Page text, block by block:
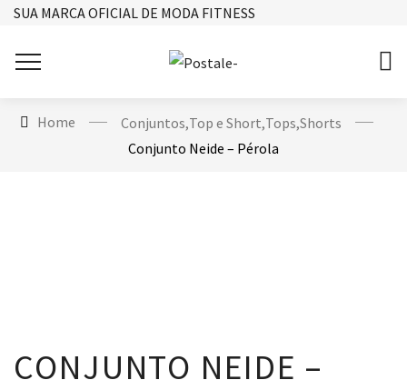
SUA MARCA OFICIAL DE MODA FITNESS
Home Conjuntos,Top e Short,Tops,Shorts
Conjunto Neide – Pérola
CONJUNTO NEIDE –